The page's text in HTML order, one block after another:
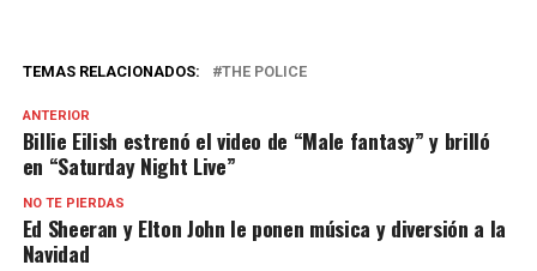
TEMAS RELACIONADOS: THE POLICE
ANTERIOR
Billie Eilish estrenó el video de “Male fantasy” y brilló
en “Saturday Night Live”
NO TE PIERDAS
Ed Sheeran y Elton John le ponen música y diversión a la
Navidad